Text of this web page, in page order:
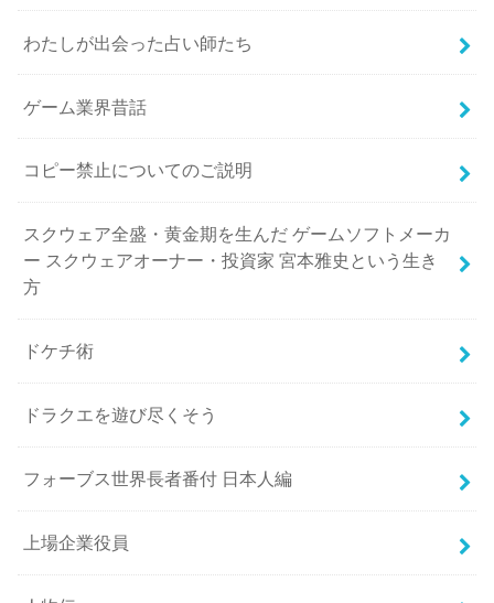
わたしが出会った占い師たち
ゲーム業界昔話
コピー禁止についてのご説明
スクウェア全盛・黄金期を生んだ ゲームソフトメーカ
ー スクウェアオーナー・投資家 宮本雅史という生き
方
ドケチ術
ドラクエを遊び尽くそう
フォーブス世界長者番付 日本人編
上場企業役員